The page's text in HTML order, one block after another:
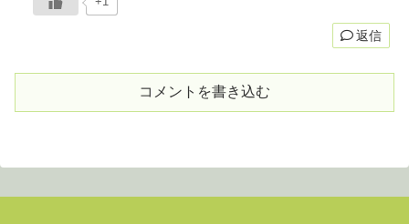
返信
コメントを書き込む